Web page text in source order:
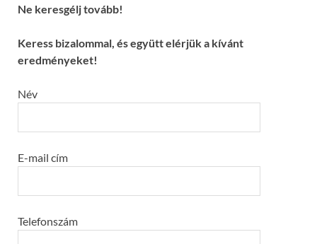
Ne keresgélj tovább!
Keress bizalommal, és együtt elérjük a kívánt
eredményeket!
Név
E-mail cím
Telefonszám